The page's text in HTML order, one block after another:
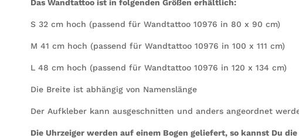
Das Wandtattoo ist in folgenden Größen erhältlich:
S 32 cm hoch (passend für Wandtattoo 10976 in 80 x 90 cm)
M 41 cm hoch (passend für Wandtattoo 10976 in 100 x 111 cm)
L 48 cm hoch (passend für Wandtattoo 10976 in 120 x 134 cm)
Die Breite ist abhängig von Namenslänge
Der Aufkleber kann ausgeschnitten und anders angeordnet
Die Uhrzeiger werden auf einem Bogen geliefert, so kannst Du